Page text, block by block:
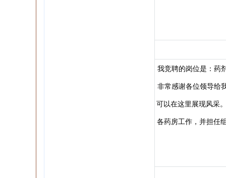
我竞聘的岗位是：药
非常感谢各位领导给
可以在这里展现风采
各药房工作，并担任